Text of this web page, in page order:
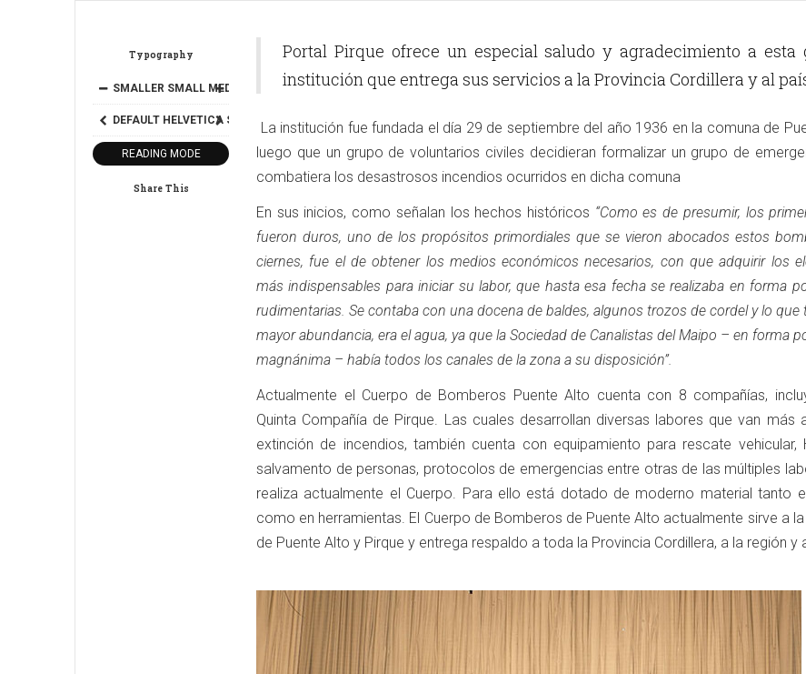
Typography
SMALLER SMALL MEDIUM BIGGER
DEFAULT HELVETICA SEGOE GEORGIA TIMES
READING MODE
Share This
Portal Pirque ofrece un especial saludo y agradecimiento a esta
institución que entrega sus servicios a la Provincia Cordillera y al
La institución fue fundada el día 29 de septiembre del año 1936 en la comuna de
luego que un grupo de voluntarios civiles decidieran formalizar un grupo de
combatiera los desastrosos incendios ocurridos en dicha comuna
En sus inicios, como señalan los hechos históricos “Como es de presumir, los
fueron duros, uno de los propósitos primordiales que se vieron abocados estos
ciernes, fue el de obtener los medios económicos necesarios, con que adquirir los
más indispensables para iniciar su labor, que hasta esa fecha se realizaba en forma
rudimentarias. Se contaba con una docena de baldes, algunos trozos de cordel y lo que
mayor abundancia, era el agua, ya que la Sociedad de Canalistas del Maipo – en forma
magnánima – había todos los canales de la zona a su disposición”.
Actualmente el Cuerpo de Bomberos Puente Alto cuenta con 8 compañías,
Quinta Compañía de Pirque. Las cuales desarrollan diversas labores que van más
extinción de incendios, también cuenta con equipamiento para rescate vehicular,
salvamento de personas, protocolos de emergencias entre otras de las múltiples
realiza actualmente el Cuerpo. Para ello está dotado de moderno material tanto
como en herramientas. El Cuerpo de Bomberos de Puente Alto actualmente sirve a
de Puente Alto y Pirque y entrega respaldo a toda la Provincia Cordillera, a la región y